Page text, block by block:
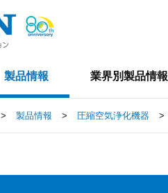
製品情報 業界別製品情報
> 製品情報 > 圧縮空気浄化機器 >